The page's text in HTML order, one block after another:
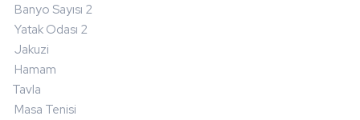
Banyo Sayısı 2
Yatak Odası 2
Jakuzi
Hamam
Tavla
Masa Tenisi